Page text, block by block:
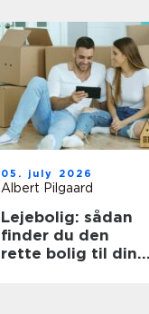
05. july 2026
Albert Pilgaard
Lejebolig: sådan
finder du den
rette bolig til din